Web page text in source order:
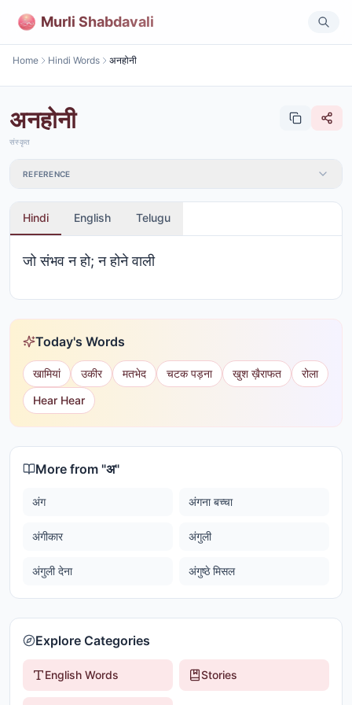
Murli Shabdavali
Home Hindi Words अनहोनी
अनहोनी
संस्कृत
REFERENCE
Hindi English Telugu
जो संभव न हो; न होने वाली
Today's Words
खामियां उकीर मतभेद चटक पड़ना खुश ख़ैराफत
रोला
Hear Hear
More from "अ"
अंग अंगना बच्चा
अंगीकार अंगुली
अंगुली देना अंगुष्ठे मिसल
Explore Categories
English Words Stories